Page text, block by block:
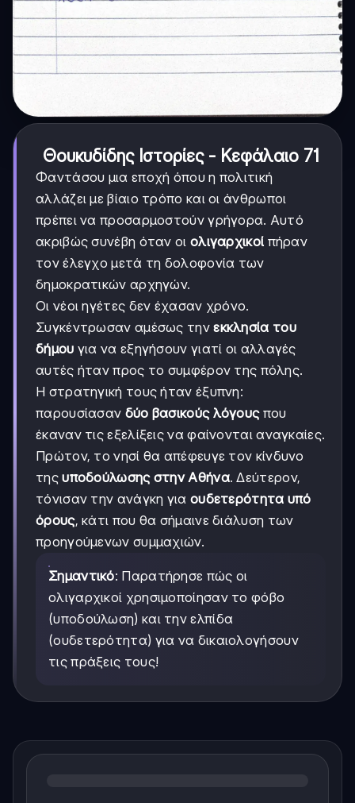
Θουκυδίδης Ιστορίες - Κεφάλαιο 71
Φαντάσου μια εποχή όπου η πολιτική
αλλάζει με βίαιο τρόπο και οι άνθρωποι
πρέπει να προσαρμοστούν γρήγορα. Αυτό
ακριβώς συνέβη όταν οι ολιγαρχικοί πήραν
τον έλεγχο μετά τη δολοφονία των
δημοκρατικών αρχηγών.
Οι νέοι ηγέτες δεν έχασαν χρόνο.
Συγκέντρωσαν αμέσως τηνεκκλησία του
δήμου για να εξηγήσουν γιατί οι αλλαγές
αυτές ήταν προς το συμφέρον της πόλης.
Η στρατηγική τους ήταν έξυπνη:
παρουσίασαν δύο βασικούς λόγουςπου
έκαναν τις εξελίξεις να φαίνονται αναγκαίες.
Πρώτον, το νησί θα απέφευγε τον κίνδυνο
τηςυποδούλωσης στην Αθήνα. Δεύτερον,
τόνισαν την ανάγκη για ουδετερότητα υπό
όρους, κάτι που θα σήμαινε διάλυση των
προηγούμενων συμμαχιών.
Σημαντικό: Παρατήρησε πώς οι
ολιγαρχικοί χρησιμοποίησαν το φόβο
(υποδούλωση) και την ελπίδα
(ουδετερότητα) για να δικαιολογήσουν
τις πράξεις τους!